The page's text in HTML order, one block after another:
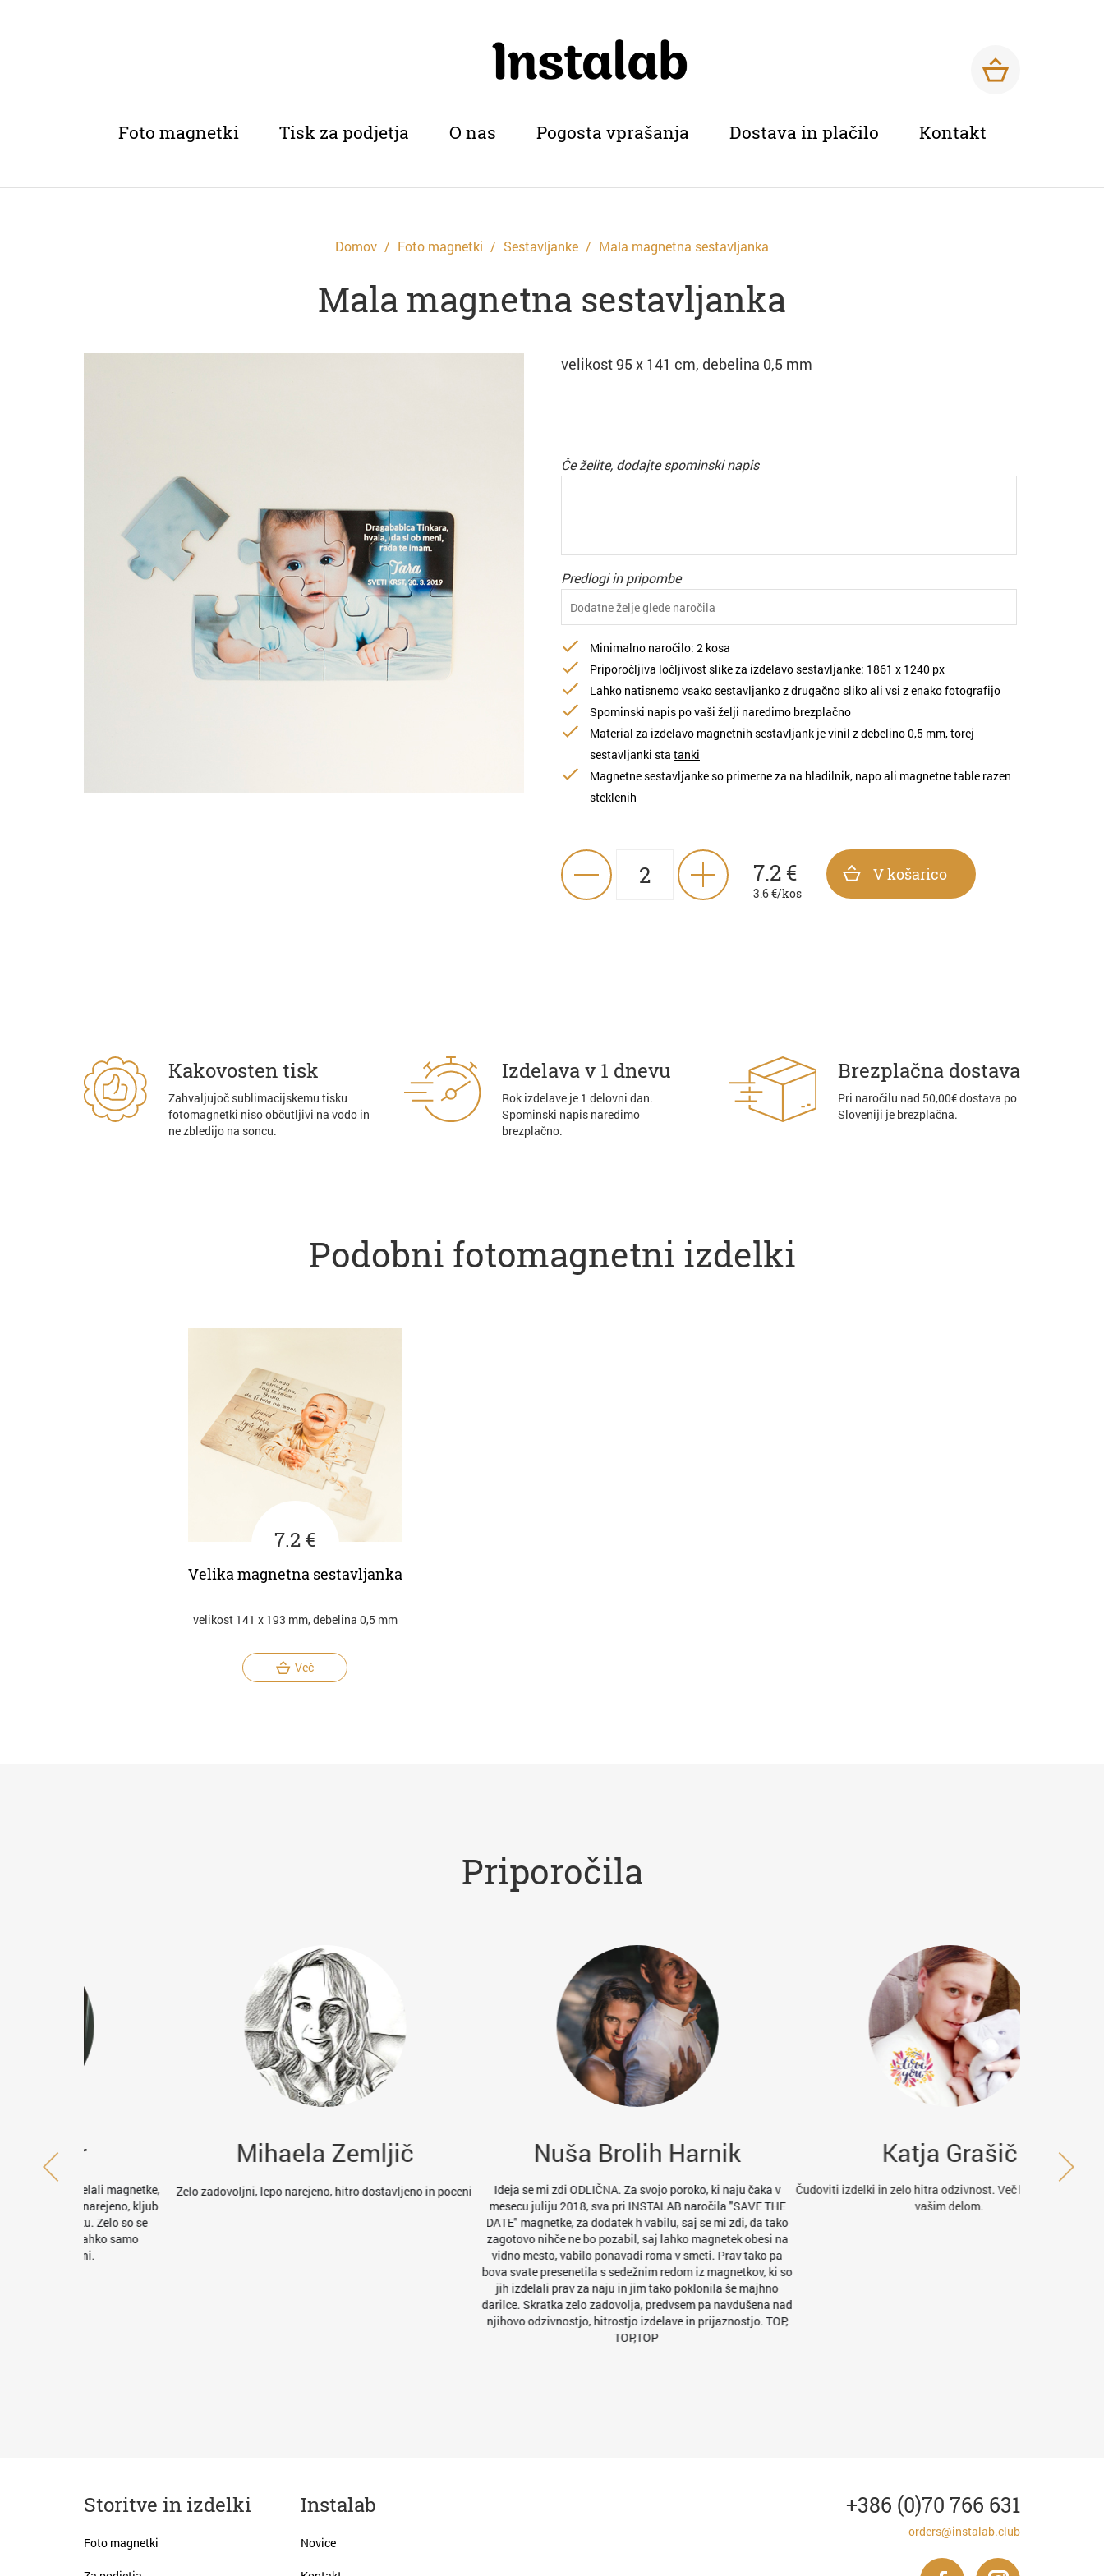
Foto magnetki Tisk za podjetja O nas Pogosta vprašanja Dostava in plačilo Kontakt
Domov Foto magnetki Sestavljanke Mala magnetna sestavljanka
Mala magnetna sestavljanka
velikost 95 x 141 cm, debelina 0,5 mm
Če želite, dodajte spominski napis
Predlogi in pripombe
Minimalno naročilo: 2 kosa
Priporočljiva ločljivost slike za izdelavo sestavljanke: 1861 х 1240 px
Lahko natisnemo vsako sestavljanko z drugačno sliko ali vsi z enako fotografijo
Spominski napis po vaši želji naredimo brezplačno
Material za izdelavo magnetnih sestavljank je vinil z debelino 0,5 mm, torej
sestavljanki sta tanki
Magnetne sestavljanke so primerne za na hladilnik, napo ali magnetne table razen
steklenih
7.2 €
3.6€/kos
V košarico
Kakovosten tisk
Zahvaljujoč sublimacijskemu tisku
fotomagnetki niso občutljivi na vodo in
ne zbledijo na soncu.
Izdelava v 1 dnevu
Rok izdelave je 1 delovni dan.
Spominski napis naredimo
brezplačno.
Brezplačna dostava
Pri naročilu nad 50,00€ dostava po
Sloveniji je brezplačna.
Podobni fotomagnetni izdelki
7.2 €
Velika magnetna sestavljanka
velikost 141 x 193 mm, debelina 0,5 mm
Več
Priporočila
Mihaela Zemljič
Zelo zadovoljni, lepo narejeno, hitro dostavljeno in poceni
Nuša Brolih Harnik
Ideja se mi zdi ODLIČNA. Za svojo poroko, ki naju čaka v
mesecu juliju 2018, sva pri INSTALAB naročila "SAVE THE
DATE" magnetke, za dodatek h vabilu, saj se mi zdi, da tako
zagotovo nihče ne bo pozabil, saj lahko magnetek obesi na
vidno mesto, vabilo ponavadi roma v smeti. Prav tako pa
bova svate presenetila s sedežnim redom iz magnetkov, ki so
jih izdelali prav za naju in jim tako poklonila še majhno
darilce. Skratka zelo zadovolja, predvsem pa navdušena nad
njihovo odzivnostjo, hitrostjo izdelave in prijaznostjo. TOP,
Katja Grašič
Čudoviti izdelki in zelo hitra odzivnost. Več kot zadovoljna z
Storitve in izdelki
Foto magnetki
Instalab
Novice
+386 (0)70 766 631
orders@instalab.club